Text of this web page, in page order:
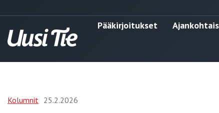
Pääkirjoitukset
Kolumnit 25.2.2026